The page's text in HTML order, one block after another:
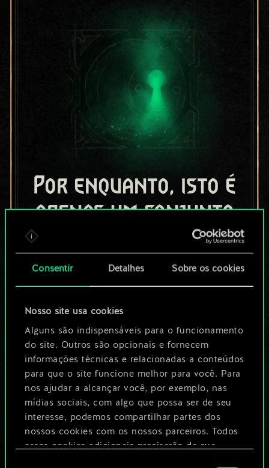
Consentir Detalhes Sobre os cookies
Nosso site usa cookies
Alguns são indispensáveis para o funcionamento
do site. Outros são opcionais e fornecem
informações técnicas e relacionadas a conteúdos
para que o site funcione melhor para você. Para
nos ajudar a alcançar você, por exemplo, nas
mídias sociais, com algo que possa ser de seu
interesse, podemos compartilhar partes dos
nossos cookies com os nossos parceiros. Todos
esses cookies adicionais precisarão da sua
Por enquanto, isto é
apenas um conjunto
compartilhado.
No entanto, dá para
ser muito mais!
Dê um nome para este baralho e crie
um guia
Editar baralho
OU